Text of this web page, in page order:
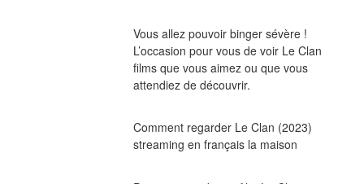
Vous allez pouvoir binger sévère !
L’occasion pour vous de voir Le Clan
films que vous aimez ou que vous
attendiez de découvrir.
Comment regarder Le Clan (2023)
streaming en français la maison